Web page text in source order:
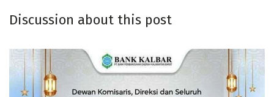
Discussion about this post